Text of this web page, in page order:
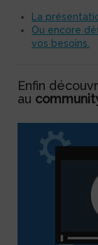
La
Ou encore
vos besoins.
Enfin
au